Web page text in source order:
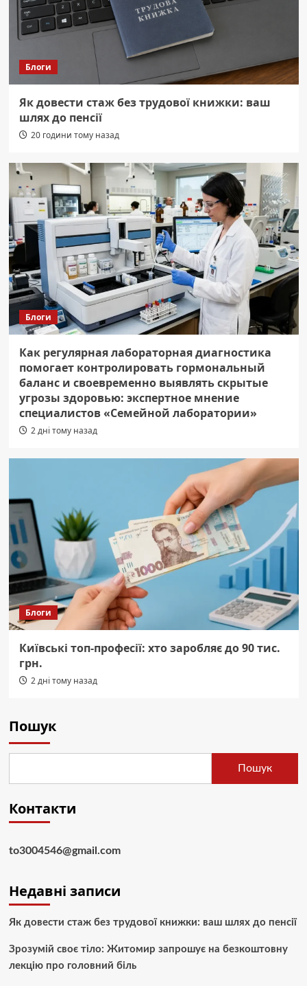
Блоги
Як довести стаж без трудової книжки: ваш
шлях до пенсії
20 години тому назад
Блоги
Как регулярная лабораторная диагностика
помогает контролировать гормональный
баланс и своевременно выявлять скрытые
угрозы здоровью: экспертное мнение
специалистов «Семейной лаборатории»
2 дні тому назад
Блоги
Київські топ-професії: хто заробляє до 90 тис.
грн.
2 дні тому назад
Пошук
Пошук
Контакти
to3004546@gmail.com
Недавні записи
Як довести стаж без трудової книжки: ваш шлях до пенсії
Зрозумій своє тіло: Житомир запрошує на безкоштовну
лекцію про головний біль